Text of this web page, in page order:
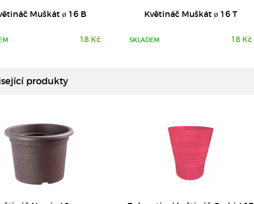
Muškát ø 16 B
18 Kč
Květináč Muškát ø 16 T
SKLADEM 18 Kč
produkty